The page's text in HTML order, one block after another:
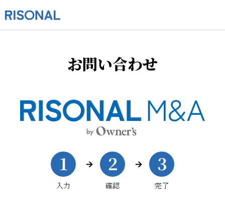
お問い合わせ
1
入力
2
確認
3
完了